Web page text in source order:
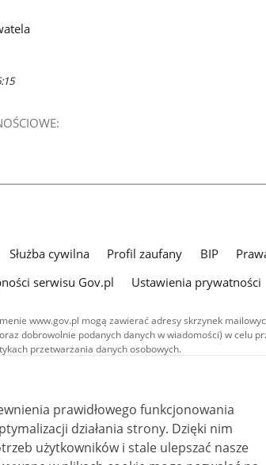
Służba cywilna Profil zaufany BIP
serwisu Gov.pl
Ustawienia prywatności
www.gov.pl mogą zawierać adresy skrzynek
dobrowolnie podanych danych w wiadomości) w celu
przetwarzania danych osobowych.
publikowane w serwisie (z wyłączeniem treści
na licencji typu Creative Commons: uznanie autorstwa
4.0 (CC BY-SA 4.0). Materiały audiowizualne, w tym
na licencji typu Creative Commons: uznanie
zależnych 4.0 (CC BY-NC-ND 4.0), o ile nie jest to
prawidłowego funkcjonowania
działania strony. Dzięki nim
użytkowników i stale ulepszać nasze